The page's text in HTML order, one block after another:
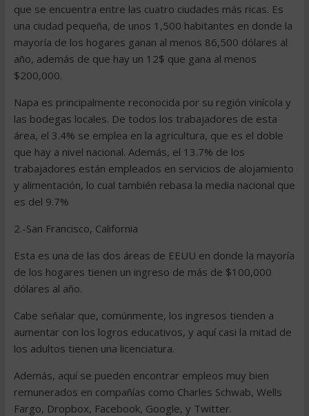
que se encuentra entre las cuatro ciudades más ricas. Es
una ciudad pequeña, de unos 1,500 habitantes en donde la
mayoría de los hogares ganan al menos 86,500 dólares al
año, además de que hay un 12$ que gana al menos
$200,000.
Napa es principalmente reconocida por su región vinícola y
las bodegas locales. De todos los trabajadores de esta
área, el 3.4% se emplea en la agricultura, que es el doble
que hay a nivel nacional. Además, el 13.7% de los
trabajadores están empleados en servicios de alojamiento
y alimentación, lo cual también rebasa la media nacional que
es del 9.7%
2.-San Francisco, California
Esta es una de las dos áreas de EEUU en donde la mayoría
de los hogares tienen un ingreso de más de $100,000
dólares al año.
Cabe señalar que, comúnmente, los ingresos tienden a
aumentar con los logros educativos, y aquí casi la mitad de
los adultos tienen una licenciatura.
Además, aquí se pueden encontrar empleos muy bien
remunerados en compañías como Charles Schwab, Wells
Fargo, Dropbox, Facebook, Google, y Twitter.